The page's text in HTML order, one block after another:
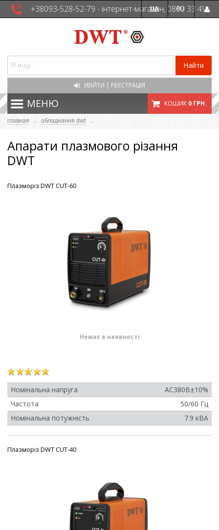
+38093-528-52-79 - інтернет-магазин, 0800 33 49
UA RU
Найти
УВІЙТИ | РЕЄСТРАЦІЯ
МЕНЮ КОШИК 0 ГРН.
главная → обладнання dwt →
Апарати плазмового різання
DWT
Плазморіз DWT CUT-60
Немає в наявності
Номінальна напруга
AC380B±10%
Частота
50/60 Гц
Номінальна потужність
7.9 кВА
Плазморіз DWT CUT-40